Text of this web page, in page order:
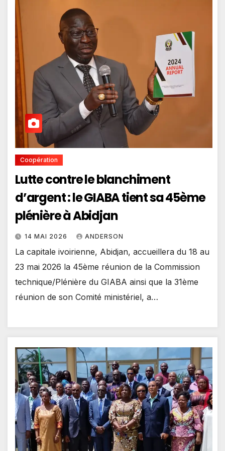
Coopération
Lutte contre le blanchiment
d’argent : le GIABA tient sa 45ème
plénière à Abidjan
14 MAI 2026 ANDERSON
La capitale ivoirienne, Abidjan, accueillera du 18 au
23 mai 2026 la 45ème réunion de la Commission
technique/Plénière du GIABA ainsi que la 31ème
réunion de son Comité ministériel, a…